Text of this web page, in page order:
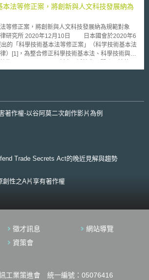
規範複雜、不明確或不一致，且當有侵權之虞尚未
爭難以解決，致使智慧財產權人（特別是擁有智慧
財產權人或第三人知悉何種行為算是威脅，提供明
建立商談（talk first）文化，使爭議雙方可交換訊
。並使企業或個人在智慧財產權爭議中取得公平合
供應鏈（包括零售商或供應商），避免企業或個人
本法等修正案，將創新與人文科技發展納為
等修正案，將創新與人文科技發展納為規範對象
年12月10日 日本國會於2020年6
的「科學技術基本法等修正案」（科学技術基本法
）[1]，為整合修正科學技術基本法、科學技術與創
等法律之包裹式法案。其旨在新增創新與人文科學
、研發法人出資與產業共同研究途徑，同時調整中
日本內閣府轄下之整
學技術與創新目標下之科學技術基本法願景（科学
提出，科學技術與創新之議題高度影響人類與社會
ション創出）之概念；（2）自相互協力的觀點，
新需求、或發展新創事業之外部人士或組織；
度，調適建構中小企業技術革新制度。 基於
技術及創新創造振興之政策構想，建構具整合性且
要修正科學
因之，將該法更名為「科學技術與創新基本法」
提升科學技術水準」以及「促進創新創造」；同
著作權-以谷阿莫二次創作影片為例
Trade Secrets Act的晚近見解與趨勢
創性之A片享有著作權
徵才訊息
網站導覽
資策會
工業策進會 統一編號：05076416